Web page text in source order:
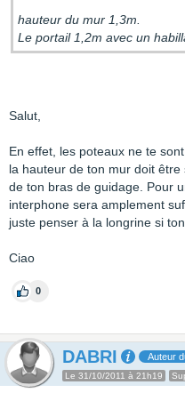
hauteur du mur 1,3m.
Le portail 1,2m avec un
Salut,
En effet, les poteaux ne te
la hauteur de ton mur doit
de ton bras de guidage. Pour
interphone sera amplement
juste penser à la longrine si
Ciao
0
DABRI Auteur
Le 31/10/2011 à 21h19